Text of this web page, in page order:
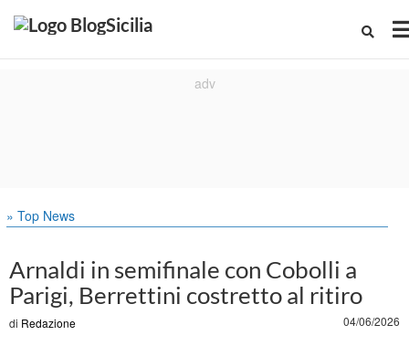
» Top News
Arnaldi in semifinale con Cobolli a
Parigi, Berrettini costretto al ritiro
di Redazione 04/06/2026